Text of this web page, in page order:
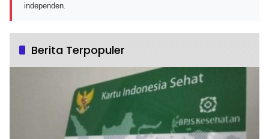
independen.
Berita Terpopuler